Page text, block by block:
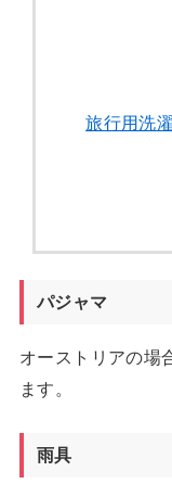
旅行用洗
パジャマ
オーストリアの場
ます。
雨具